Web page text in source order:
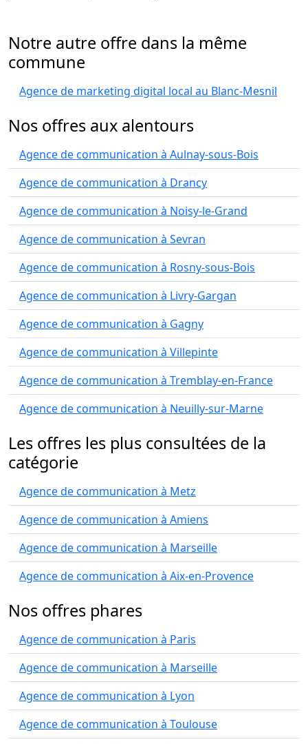
Notre autre offre dans la même
commune
Agence de marketing digital local au Blanc-Mesnil
Nos offres aux alentours
Agence de communication à Aulnay-sous-Bois
Agence de communication à Drancy
Agence de communication à Noisy-le-Grand
Agence de communication à Sevran
Agence de communication à Rosny-sous-Bois
Agence de communication à Livry-Gargan
Agence de communication à Gagny
Agence de communication à Villepinte
Agence de communication à Tremblay-en-France
Agence de communication à Neuilly-sur-Marne
Les offres les plus consultées de la
catégorie
Agence de communication à Metz
Agence de communication à Amiens
Agence de communication à Marseille
Agence de communication à Aix-en-Provence
Nos offres phares
Agence de communication à Paris
Agence de communication à Marseille
Agence de communication à Lyon
Agence de communication à Toulouse